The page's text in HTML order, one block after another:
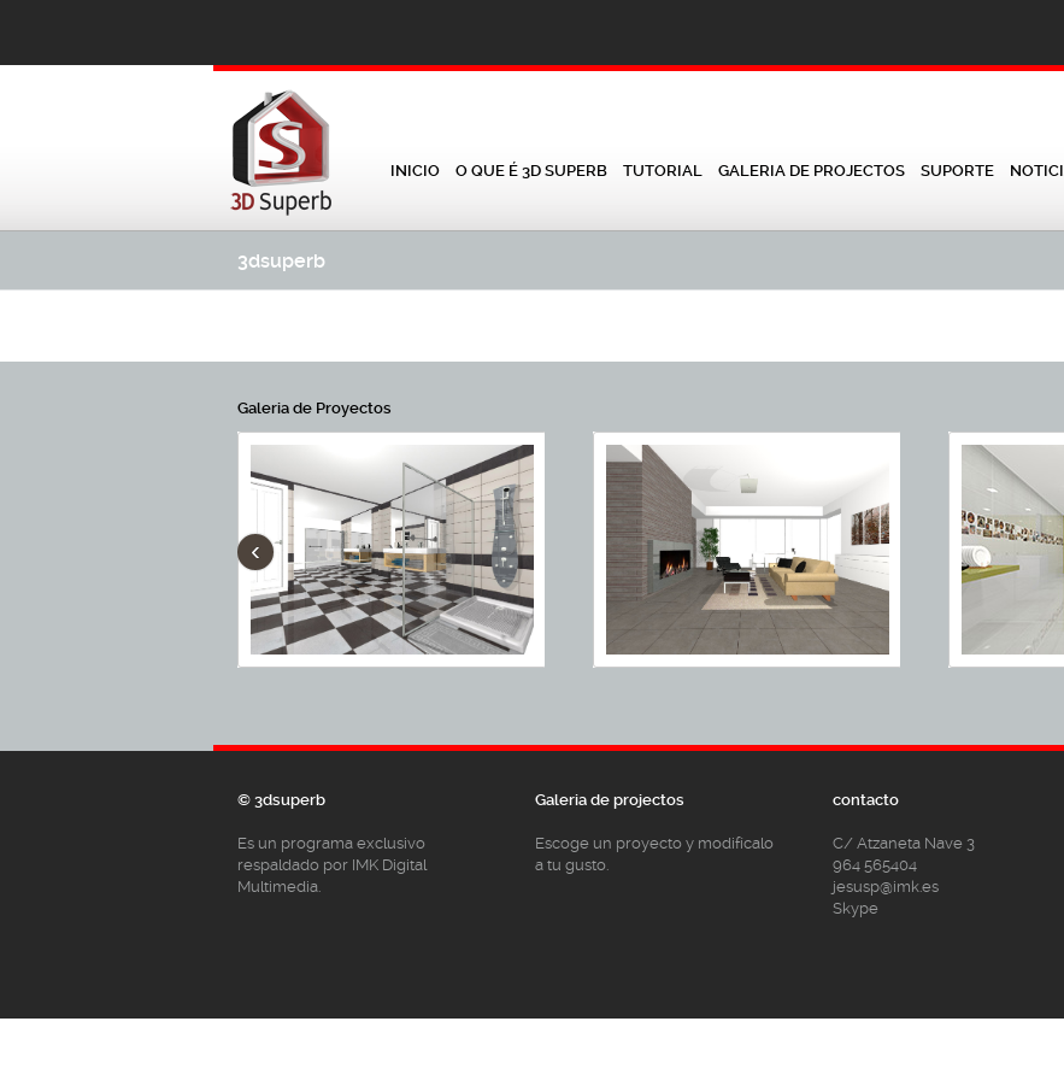
INICIO O QUE É 3D SUPERB TUTORIAL GALERIA DE PROJECTOS SUPORTE
3dsuperb
Galeria de Proyectos
‹
© 3dsuperb
Es un programa exclusivo
respaldado por IMK Digital
Multimedia.
Galeria de projectos
Escoge un proyecto y modifícalo
a tu gusto.
contacto
C/ Atzaneta Nave 3
964 565404
jesusp@imk.es
Skype